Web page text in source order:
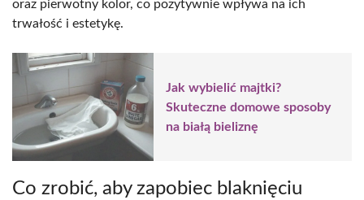
oraz pierwotny kolor, co pozytywnie wpływa na ich
trwałość i estetykę.
Jak wybielić majtki?
Skuteczne domowe sposoby
na białą bieliznę
Co zrobić, aby zapobiec blaknięciu